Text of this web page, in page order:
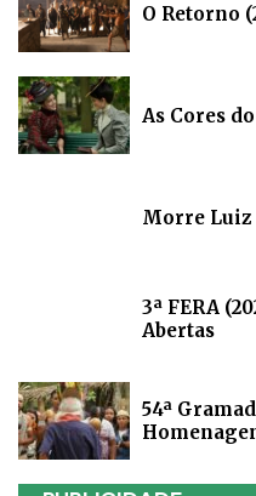
O Retorno
As Cores
Morre Luiz
3ª FERA
Abertas
54ª